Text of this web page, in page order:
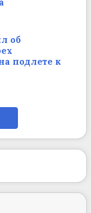
об
подлете к